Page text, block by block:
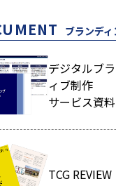
ブランデ
デジタルブ
ィブ制作
サービス資料
TCG